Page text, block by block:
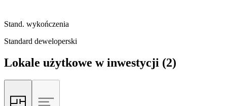
Stand. wykończenia
Standard deweloperski
Lokale użytkowe w inwestycji (2)